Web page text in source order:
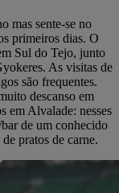
mas sente-se no
primeiros dias. O
Sul do Tejo, junto
As visitas de
são frequentes.
descanso em
em Alvalade: nesses
de um conhecido
pratos de carne.